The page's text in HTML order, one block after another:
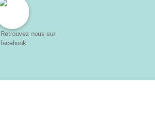
Retrouvez nous sur
facebook